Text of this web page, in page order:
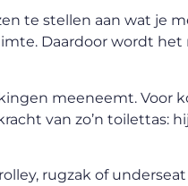
te stellen aan wat je
Daardoor wordt
meeneemt. Voor
van zo’n toilettas:
rugzak of